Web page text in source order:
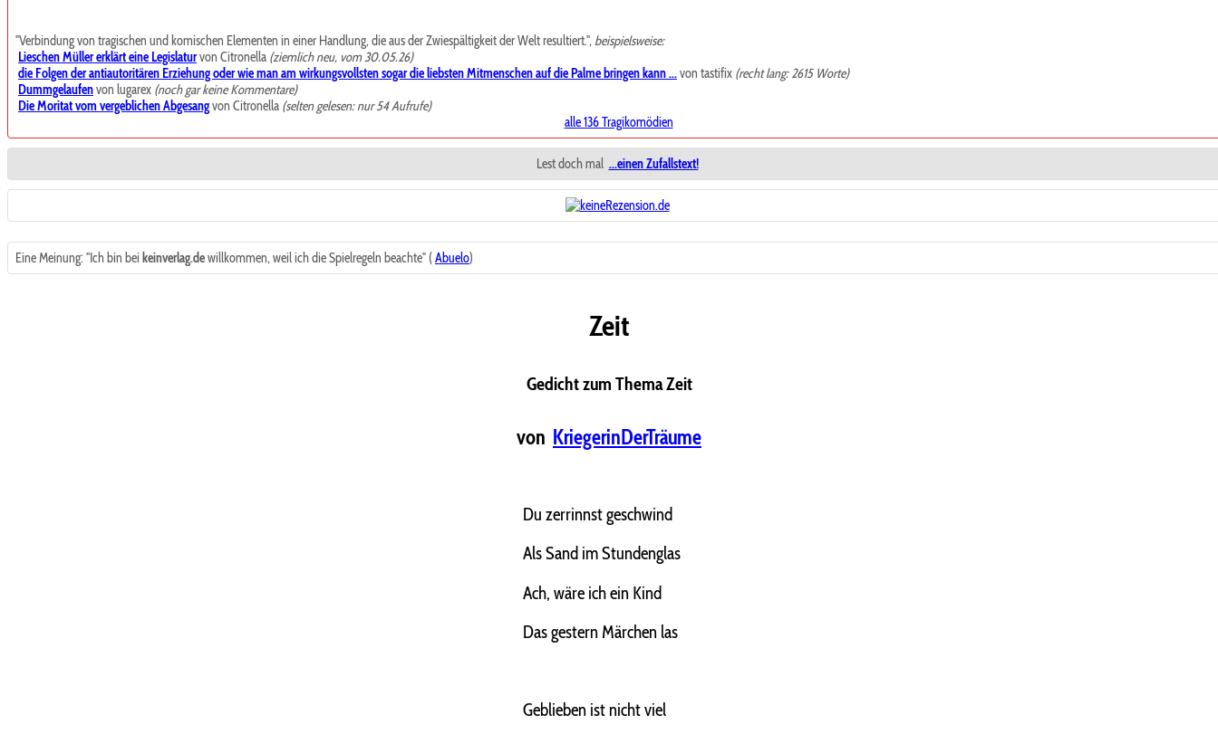
"Verbindung von tragischen und komischen Elementen in einer Handlung, die aus der Zwiespältigkeit der Welt resultiert.",beispielsweise:
Lieschen Müller erklärt eine Legislaturvon Citronella (ziemlich neu, vom 30.05.26)
die Folgen der antiautoritären Erziehung oder wie man am wirkungsvollsten sogar die liebsten Mitmenschen auf die Palme bringen kann ...von tastifix (recht lang: 2615 Worte)
Dummgelaufenvon lugarex (noch gar keine Kommentare)
Die Moritat vom vergeblichen Abgesangvon Citronella (selten gelesen: nur 54 Aufrufe)
alle 136 Tragikomödien
Lest doch mal ...einen Zufallstext!
Eine Meinung: "Ich bin bei keinverlag.dewillkommen, weil ich die Spielregeln beachte" (Abuelo)
Zeit
Gedicht zum Thema Zeit
von KriegerinDerTräume
Du zerrinnst geschwind
Als Sand im Stundenglas
Ach, wäre ich ein Kind
Das gestern Märchen las
Geblieben ist nicht viel